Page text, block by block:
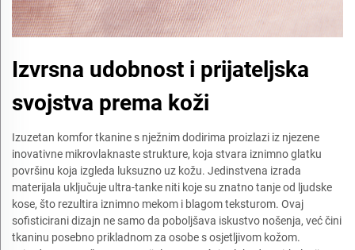
Izvrsna udobnost i prijateljska
svojstva prema koži
Izuzetan komfor tkanine s nježnim dodirima proizlazi iz njezene
inovativne mikrovlaknaste strukture, koja stvara iznimno glatku
površinu koja izgleda luksuzno uz kožu. Jedinstvena izrada
materijala uključuje ultra-tanke niti koje su znatno tanje od ljudske
kose, što rezultira iznimno mekom i blagom teksturom. Ovaj
sofisticirani dizajn ne samo da poboljšava iskustvo nošenja, već čini
tkaninu posebno prikladnom za osobe s osjetljivom kožom.